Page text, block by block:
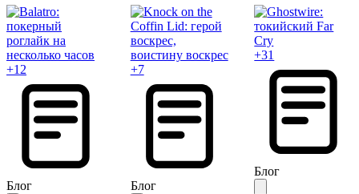
+12
Блог
+7
Блог
+31
Блог